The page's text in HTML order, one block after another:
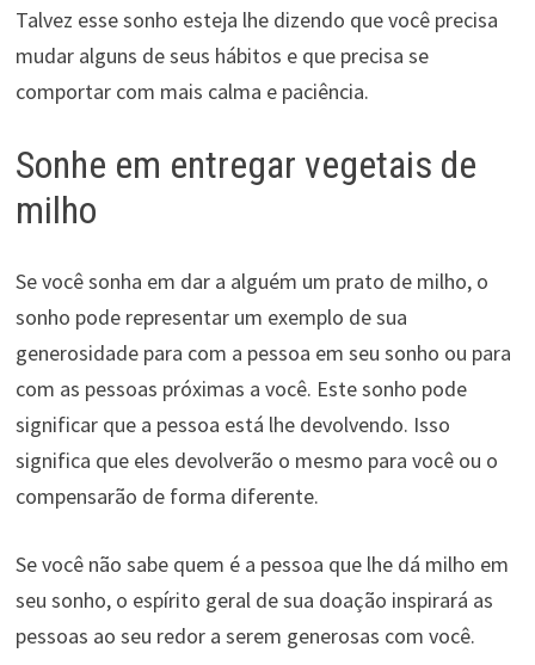
Talvez esse sonho esteja lhe dizendo que você precisa
mudar alguns de seus hábitos e que precisa se
comportar com mais calma e paciência.
Sonhe em entregar vegetais de
milho
Se você sonha em dar a alguém um prato de milho, o
sonho pode representar um exemplo de sua
generosidade para com a pessoa em seu sonho ou para
com as pessoas próximas a você. Este sonho pode
significar que a pessoa está lhe devolvendo. Isso
significa que eles devolverão o mesmo para você ou o
compensarão de forma diferente.
Se você não sabe quem é a pessoa que lhe dá milho em
seu sonho, o espírito geral de sua doação inspirará as
pessoas ao seu redor a serem generosas com você.